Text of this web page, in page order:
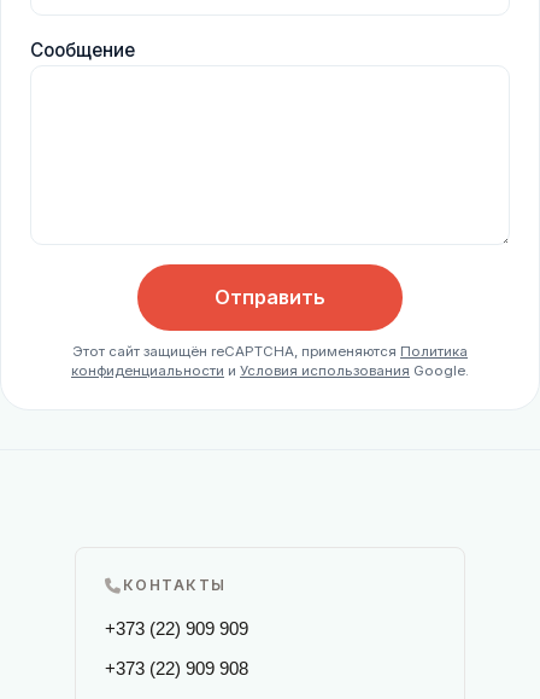
Сообщение
Отправить
Этот сайт защищён reCAPTCHA, применяются Политика
конфиденциальности и Условия использования Google.
КОНТАКТЫ
+373 (22) 909 909
+373 (22) 909 908